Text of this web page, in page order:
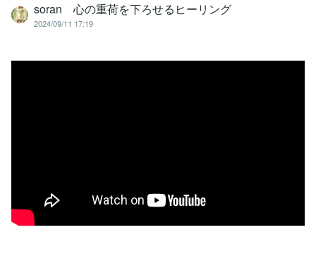
soran 心の重荷を下ろせるヒーリング
2024/09/11 17:19